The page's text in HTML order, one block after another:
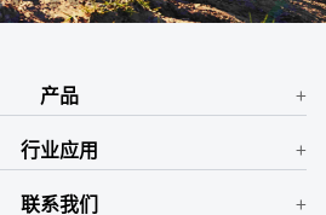
产品
行业应用
联系我们